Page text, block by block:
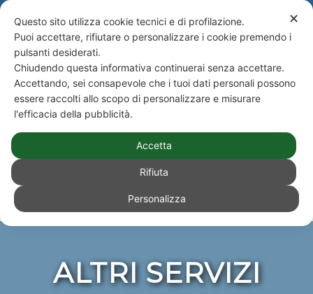
Telefono +39 051 590943 - Studio Paone S.rl. Consulenze e Amministrazioni
ACCEDI | NEWS | NEWSLETTER |
Servizi per gli amministratori
ALTRI SERVIZI
✕
Questo sito utilizza cookie tecnici e di profilazione.
Puoi accettare, rifiutare o personalizzare i cookie premendo i
pulsanti desiderati.
Chiudendo questa informativa continuerai senza accettare.
Accettando, sei consapevole che i tuoi dati personali possono
essere raccolti allo scopo di personalizzare e misurare
l'efficacia della pubblicità.
Accetta
Rifiuta
Personalizza